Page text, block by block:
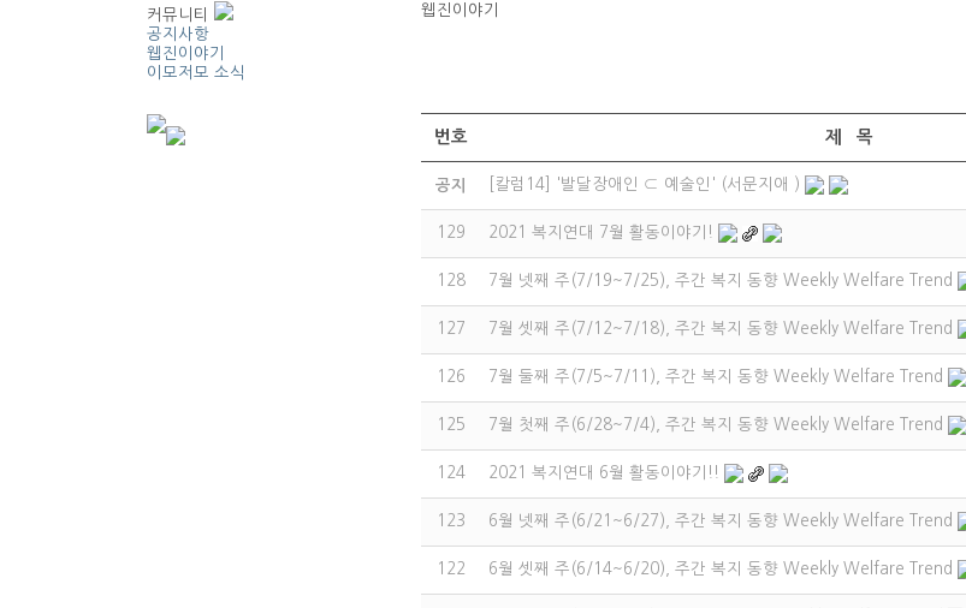
커뮤니티
공지사항
웹진이야기
이모저모 소식
웹진이야기
번호 제 목
공지 [칼럼14] '발달장애인 ⊂ 예술인' (서문지애 )
129 2021 복지연대 7월 활동이야기!
128 7월 넷째 주(7/19~7/25), 주간 복지 동향 Weekly Welfare Trend
127 7월 셋째 주(7/12~7/18), 주간 복지 동향 Weekly Welfare Trend
126 7월 둘째 주(7/5~7/11), 주간 복지 동향 Weekly Welfare Trend
125 7월 첫째 주(6/28~7/4), 주간 복지 동향 Weekly Welfare Trend
124 2021 복지연대 6월 활동이야기!!
123 6월 넷째 주(6/21~6/27), 주간 복지 동향 Weekly Welfare Trend
122 6월 셋째 주(6/14~6/20), 주간 복지 동향 Weekly Welfare Trend